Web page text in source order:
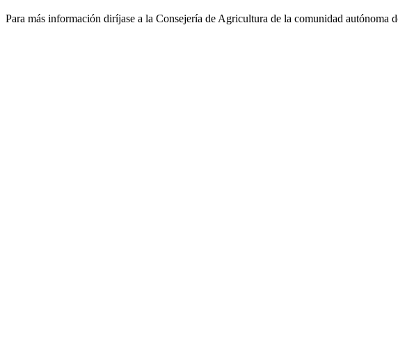
Para más información diríjase a la Consejería de Agricultura de la comunidad autónoma